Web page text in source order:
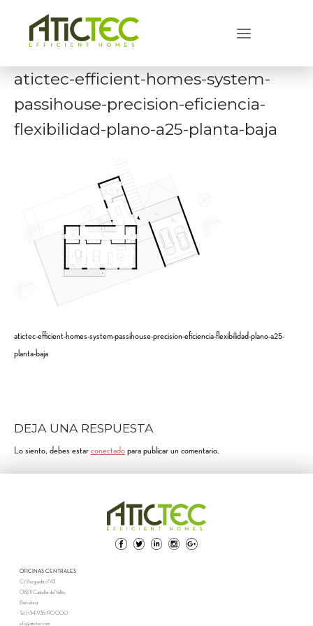
atictec-efficient-homes-system-
passihouse-precision-eficiencia-
flexibilidad-plano-a25-planta-baja
atictec-efficient-homes-system-passihouse-precision-eficiencia-flexibilidad-plano-a25-
planta-baja
DEJA UNA RESPUESTA
Lo siento, debes estar conectado para publicar un comentario.
OFICINAS CENTRALES
C/ Berguedà, nº43
08211 Castellar del Vallès
Barcelona
Tel. (+34) 935 190 000
info@atictec.com